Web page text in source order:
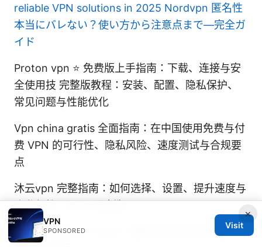
reliable VPN solutions in 2025 Nordvpn 匿名性
本当にバレない？使い方から注意点まで—完全ガ
イド
Proton vpn ⭐ 免费版上手指南：下载、连接与安
全使用技 完整版教程：安装、配置、隐私保护、
常见问题与性能优化
Vpn china gratis 全面指南：在中国使用免费与付
费 VPN 的可行性、隐私风险、速度测试与合规要
点
沐云vpn 完整指南：如何选择、设置、提升速度与
隐私保护，2025 更新版
一只手机可以几个esim？最新存储与激活数量解析
×
VPN
SPONSORED
Visit